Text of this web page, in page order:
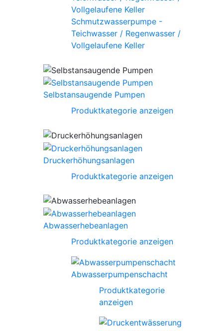
Schmutzwasserpumpe -
Teichwasser / Regenwasser /
Vollgelaufene Keller
Selbstansaugende Pumpen
Produktkategorie anzeigen
Druckerhöhungsanlagen
Produktkategorie anzeigen
Abwasserhebeanlagen
Produktkategorie anzeigen
Abwasserpumpenschacht
Produktkategorie
anzeigen